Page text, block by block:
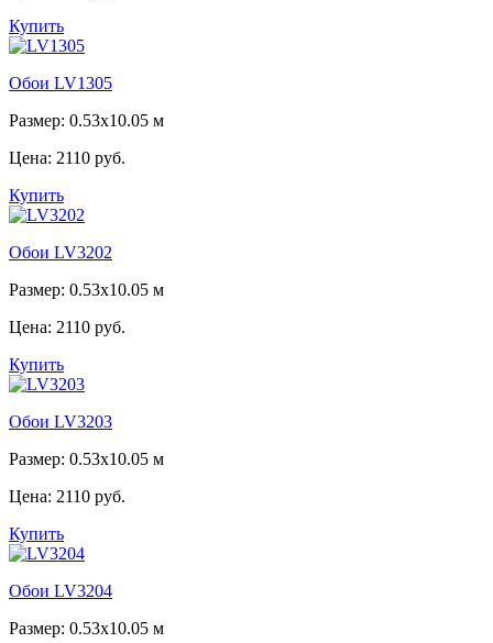
Купить
Обои LV1305
Размер: 0.53x10.05 м
Цена: 2110 руб.
Купить
Обои LV3202
Размер: 0.53x10.05 м
Цена: 2110 руб.
Купить
Обои LV3203
Размер: 0.53x10.05 м
Цена: 2110 руб.
Купить
Обои LV3204
Размер: 0.53x10.05 м